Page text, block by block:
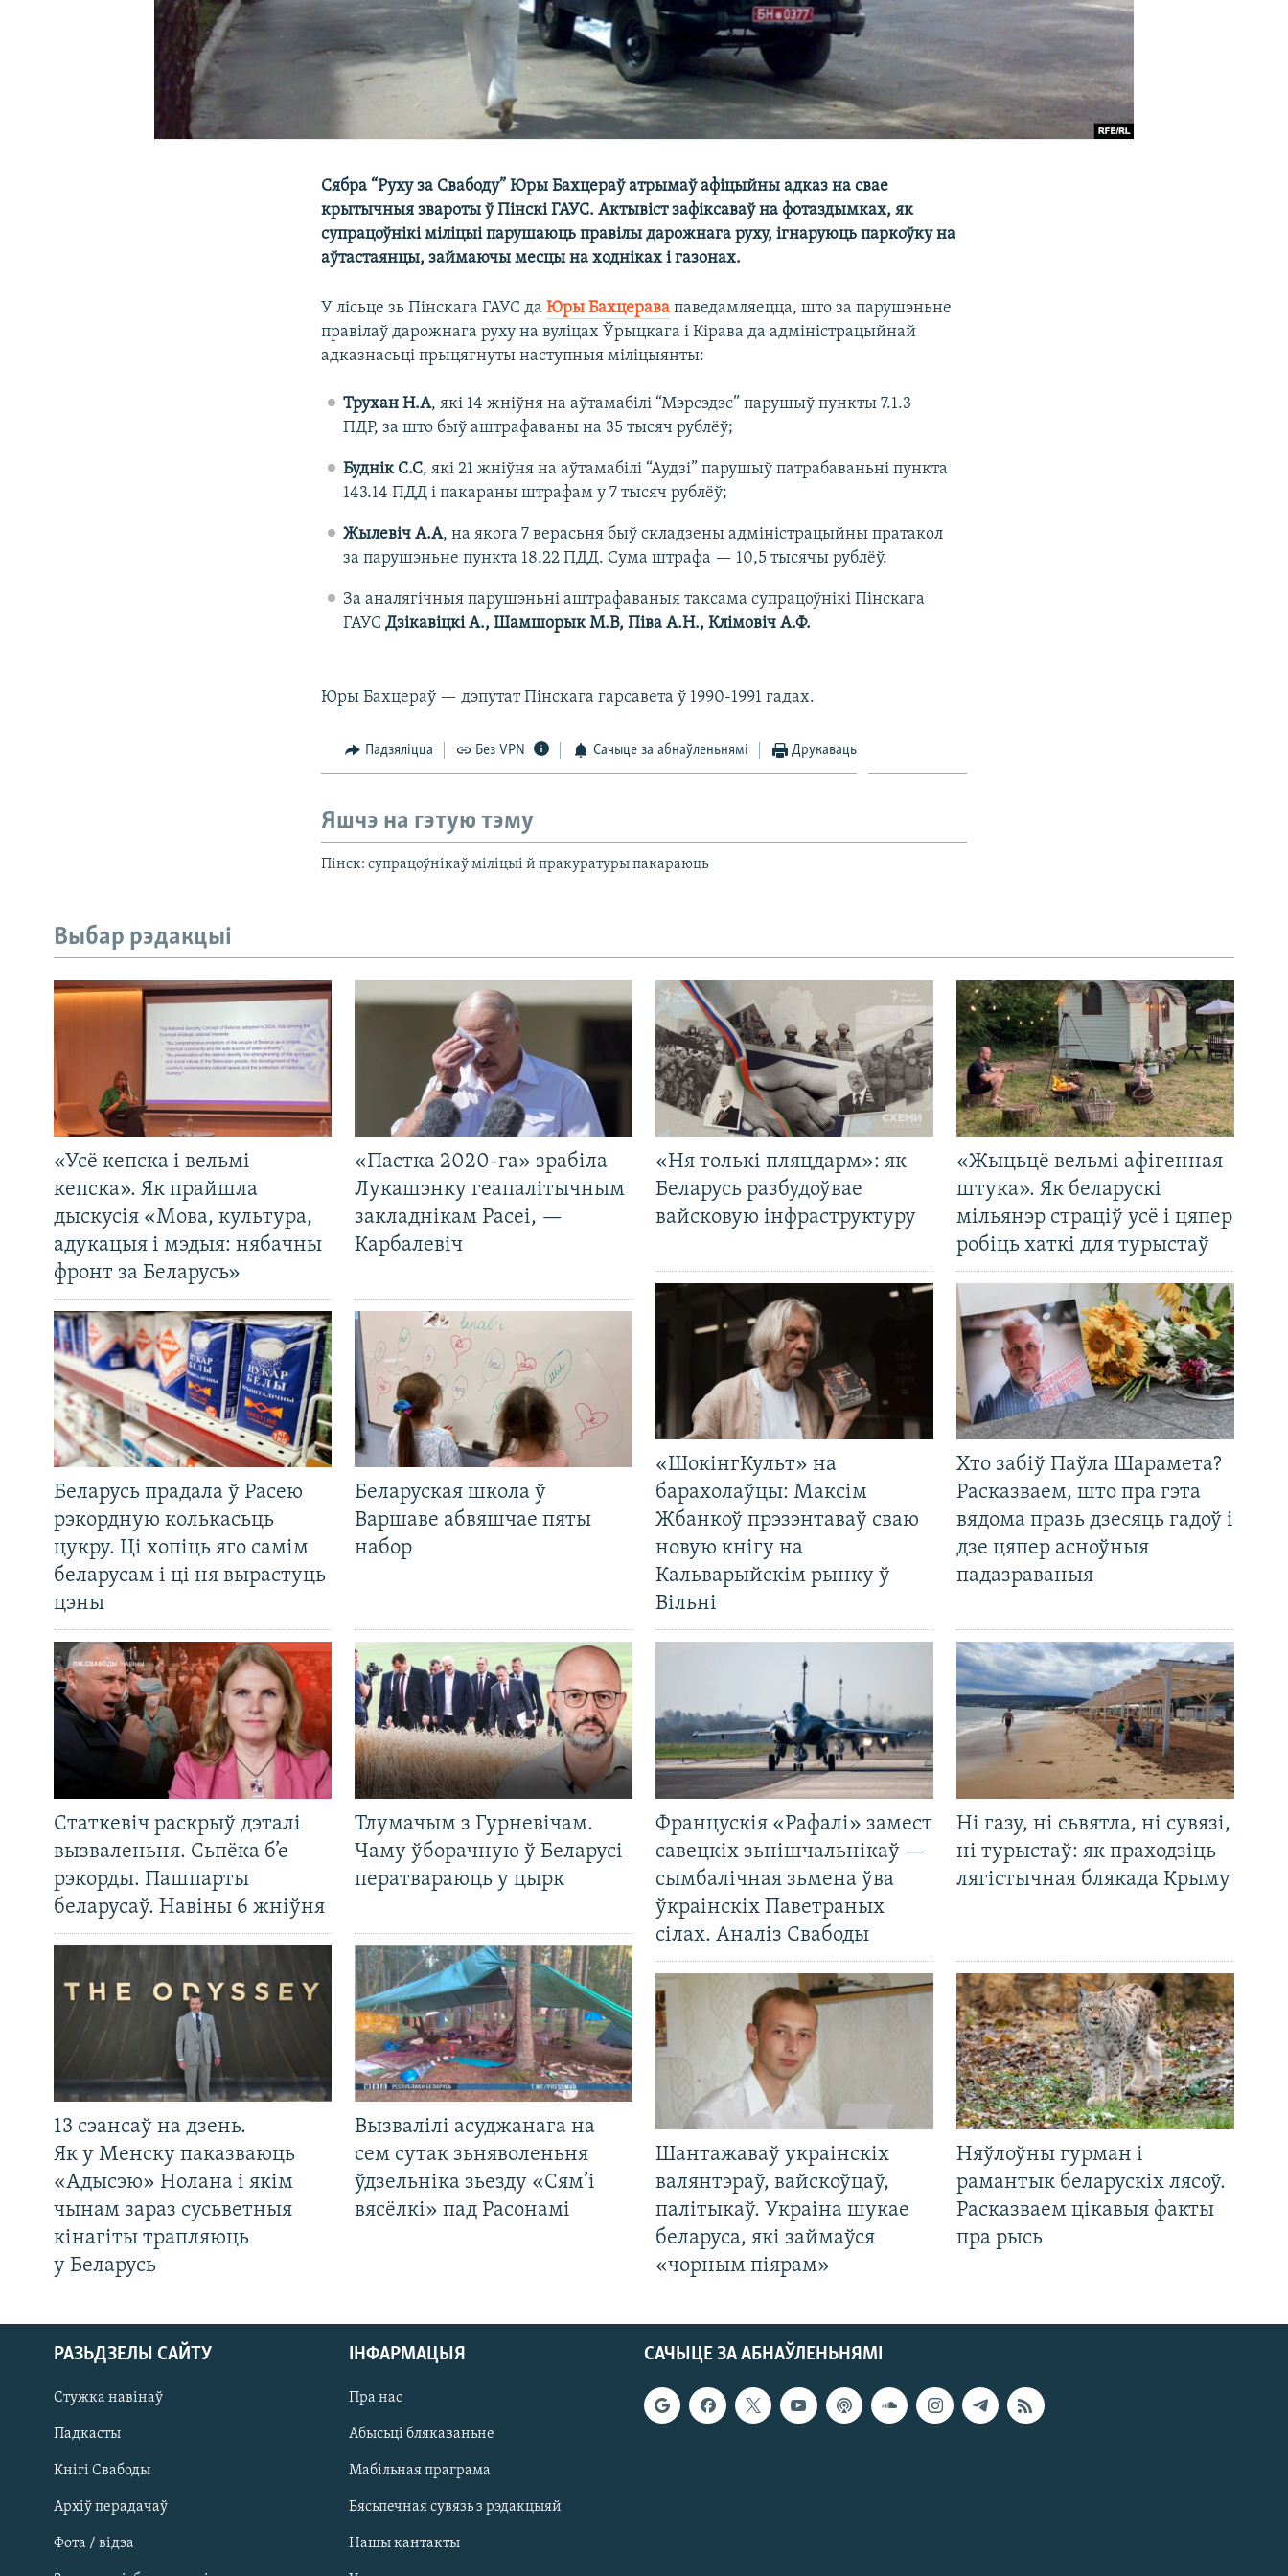
Сябра “Руху за Свабоду” Юры Бахцераў атрымаў афіцыйны адказ на свае
крытычныя звароты ў Пінскі ГАУС. Актывіст зафіксаваў на фотаздымках, як
супрацоўнікі міліцыі парушаюць правілы дарожнага руху, ігнаруюць паркоўку на
аўтастаянцы, займаючы месцы на ходніках і газонах.
У лісьце зь Пінскага ГАУС даЮры Бахцерава паведамляецца, што за парушэньне
правілаў дарожнага руху на вуліцах Ўрыцкага і Кірава да адміністрацыйнай
адказнасьці прыцягнуты наступныя міліцыянты:
Трухан Н.А, які 14 жніўня на аўтамабілі “Мэрсэдэс” парушыў пункты 7.1.3
ПДР, за што быў аштрафаваны на 35 тысяч рублёў;
Буднік С.С, які 21 жніўня на аўтамабілі “Аудзі” парушыў патрабаваньні пункта
143.14 ПДД і пакараны штрафам у 7 тысяч рублёў;
Жылевіч А.А, на якога 7 верасьня быў складзены адміністрацыйны пратакол
за парушэньне пункта 18.22 ПДД. Сума штрафа — 10,5 тысячы рублёў.
За аналягічныя парушэньні аштрафаваныя таксама супрацоўнікі Пінскага
ГАУС Дзікавіцкі А., Шамшорык М.В, Піва А.Н., Клімовіч А.Ф.
Юры Бахцераў — дэпутат Пінскага гарсавета ў 1990-1991 гадах.
Падзяліцца Без VPN Сачыце за абнаўленьнямі Друкаваць
Яшчэ на гэтую тэму
Пінск: супрацоўнікаў міліцыі й пракуратуры пакараюць
Выбар рэдакцыі
«Усё кепска і вельмі
кепска». Як прайшла
дыскусія «Мова, культура,
адукацыя і мэдыя: нябачны
фронт за Беларусь»
«Пастка 2020-га» зрабіла
Лукашэнку геапалітычным
закладнікам Расеі, —
Карбалевіч
Беларусь прадала ў Расею
рэкордную колькасьць
цукру. Ці хопіць яго самім
беларусам і ці ня вырастуць
цэны
Беларуская школа ў
Варшаве абвяшчае пяты
набор
Статкевіч раскрыў дэталі
вызваленьня. Сьпёка б’е
рэкорды. Пашпарты
беларусаў. Навіны 6 жніўня
Тлумачым з Гурневічам.
Чаму ўборачную ў Беларусі
ператвараюць у цырк
13 сэансаў на дзень.
Як у Менску паказваюць
«Адысэю» Нолана і якім
чынам зараз сусьветныя
кінагіты трапляюць
у Беларусь
Вызвалілі асуджанага на
сем сутак зьняволеньня
ўдзельніка зьезду «Сям’і
вясёлкі» пад Расонамі
«Ня толькі пляцдарм»: як
Беларусь разбудоўвае
вайсковую інфраструктуру
«Жыцьцё вельмі афігенная
штука». Як беларускі
мільянэр страціў усё і цяпер
робіць хаткі для турыстаў
«ШокінгКульт» на
барахолаўцы: Максім
Жбанкоў прэзэнтаваў сваю
новую кнігу на
Кальварыйскім рынку ў
Вільні
Хто забіў Паўла Шарамета?
Расказваем, што пра гэта
вядома празь дзесяць гадоў і
дзе цяпер асноўныя
падазраваныя
Францускія «Рафалі» замест
савецкіх зьнішчальнікаў —
сымбалічная зьмена ўва
ўкраінскіх Паветраных
сілах. Аналіз Свабоды
Ні газу, ні сьвятла, ні сувязі,
ні турыстаў: як праходзіць
лягістычная блякада Крыму
Шантажаваў украінскіх
валянтэраў, вайскоўцаў,
палітыкаў. Украіна шукае
беларуса, які займаўся
«чорным піярам»
Няўлоўны гурман і
рамантык беларускіх лясоў.
Расказваем цікавыя факты
пра рысь
САЧЫЦЕ ЗА АБНАЎЛЕНЬНЯМІ
РАЗЬДЗЕЛЫ САЙТУ
Стужка навінаў
Падкасты
Кнігі Свабоды
Архіў перадачаў
Фота / відэа
ІНФАРМАЦЫЯ
Пра нас
Абысьці блякаваньне
Мабільная праграма
Бясьпечная сувязь з рэдакцыяй
Нашы кантакты